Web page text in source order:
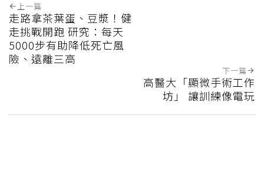
上一篇
走路拿茶葉蛋、豆漿！健
走挑戰開跑 研究：每天
5000步有助降低死亡風
險、遠離三高
下一篇
高醫大「顯微手術工作
坊」 讓訓練像電玩